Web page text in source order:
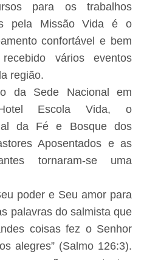
para os trabalhos
pela Missão Vida é o
confortável e bem
vários eventos
região.
da Sede Nacional em
Escola Vida, o
da Fé e Bosque dos
Aposentados e as
tornaram-se uma
poder e Seu amor para
palavras do salmista que
coisas fez o Senhor
alegres” (Salmo 126:3).